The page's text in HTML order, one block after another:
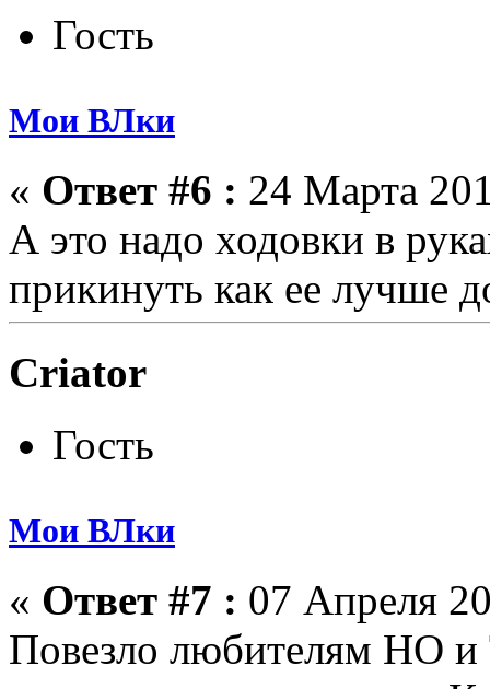
Гость
Мои ВЛки
« Ответ #6 : 24 Марта
А это надо ходовки в
прикинуть как ее лучше
Criator
Гость
Мои ВЛки
« Ответ #7 : 07 Апреля
Повезло любителям НО и